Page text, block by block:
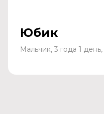
Юбик
Мальчик, 3 года 1